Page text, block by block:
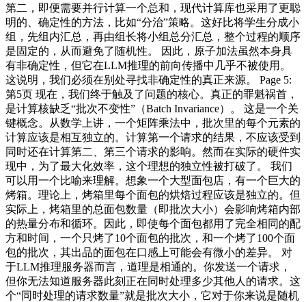
第二，即便需要并行计算一个总和，现代计算库也采用了更聪
明的、确定性的方法，比如“分治”策略。这好比将学生分成小
组，先组内汇总，再由组长将小组总分汇总，整个过程的顺序
是固定的，从而避免了随机性。 因此，原子加法虽然本身具
有非确定性，但它在LLM推理的前向传播中几乎不被使用。
这说明，我们必须在别处寻找非确定性的真正来源。 Page 5:
第5页 现在，我们终于触及了问题的核心。真正的罪魁祸首，
是计算核缺乏“批次不变性”（Batch Invariance）。 这是一个关
键概念。从数学上讲，一个矩阵乘法中，批次里的每个元素的
计算应该是相互独立的。计算第一个请求的结果，不应该受到
同时还在计算第二、第三个请求的影响。然而在实际的硬件实
现中，为了最大化效率，这个理想的独立性被打破了。 我们
可以用一个比喻来理解。想象一个大型面包店，有一个巨大的
烤箱。理论上，烤箱里每个面包的烘焙过程应该是独立的。但
实际上，烤箱里的总面包数量（即批次大小）会影响烤箱内部
的热量分布和循环。因此，即使每个面包都用了完全相同的配
方和时间，一个只烤了10个面包的批次，和一个烤了100个面
包的批次，其出品的面包在口感上可能会有微小的差异。 对
于LLM推理服务器而言，道理是相通的。你发送一个请求，
但你无法知道服务器此刻正在同时处理多少其他人的请求。这
个“同时处理的请求数量”就是批次大小，它对于你来说是随机